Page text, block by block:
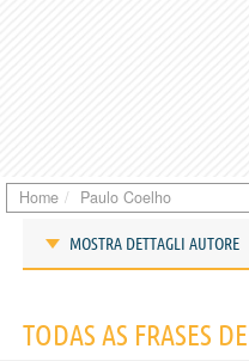
Home Paulo Coelho
MOSTRA DETTAGLI AUTORE
TODAS AS FRASES